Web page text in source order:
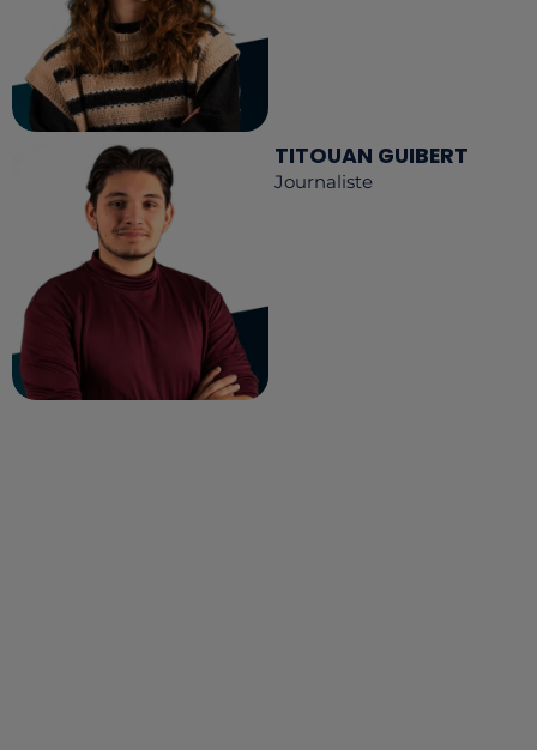
TITOUAN GUIBERT
Journaliste